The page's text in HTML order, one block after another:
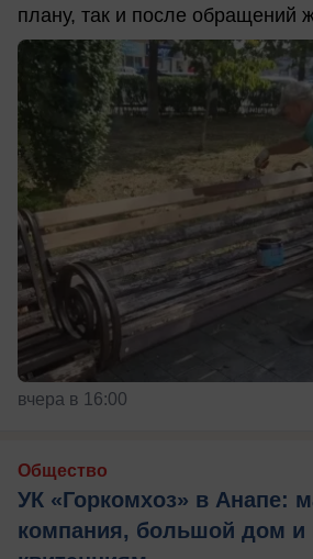
плану, так и после обращений
вчера в 16:00
Общество
УК «Горкомхоз» в Анапе:
компания, большой дом и